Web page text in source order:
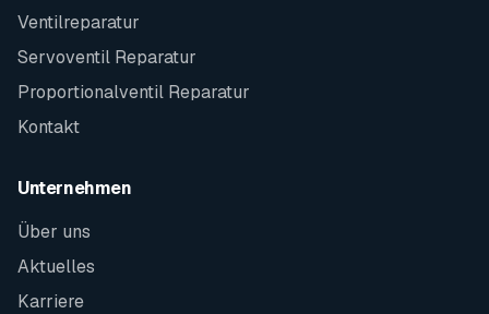
Ventilreparatur
Servoventil Reparatur
Proportionalventil Reparatur
Kontakt
Unternehmen
Über uns
Aktuelles
Karriere